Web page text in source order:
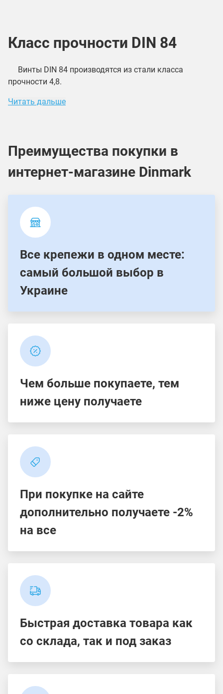
Класс прочности DIN 84
Винты DIN 84 производятся из стали класса
прочности 4,8.
Читать дальше
Преимущества покупки в
интернет-магазине Dinmark
Все крепежи в одном месте:
самый большой выбор в
Украине
Чем больше покупаете, тем
ниже цену получаете
При покупке на сайте
дополнительно получаете -2%
на все
Быстрая доставка товара как
со склада, так и под заказ